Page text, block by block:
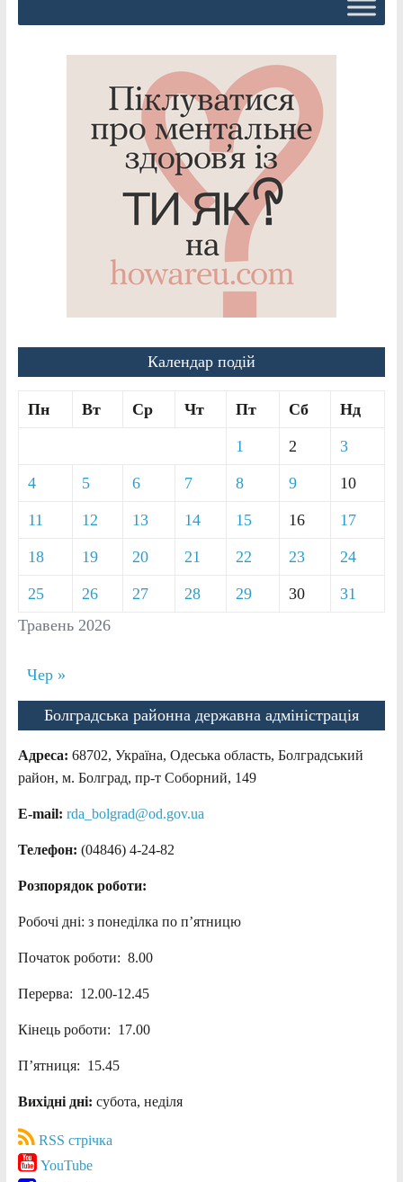
Календар подій
Травень 2026
Пн Вт Ср Чт Пт Сб Нд
1 2 3
4 5 6 7 8 9 10
11 12 13 14 15 16 17
18 19 20 21 22 23 24
25 26 27 28 29 30 31
Чер »
Болградська районна державна адміністрація
Адреса: 68702, Україна, Одеська область, Болградський
район, м. Болград, пр-т Соборний, 149
E-mail: rda_bolgrad@od.gov.ua
Телефон: (04846) 4-24-82
Розпорядок роботи:
Робочі дні: з понеділка по п’ятницю
Початок роботи: 8.00
Перерва: 12.00-12.45
Кінець роботи: 17.00
П’ятниця: 15.45
Вихідні дні: субота, неділя
RSS стрічка
YouTube